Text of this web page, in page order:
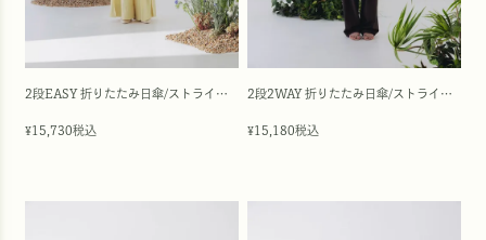
2段EASY 折りたたみ日傘/ストライプ(50cm)
¥15,730税込
2段2WAY 折りたたみ日傘/ストライプ(50cm)
¥15,180税込